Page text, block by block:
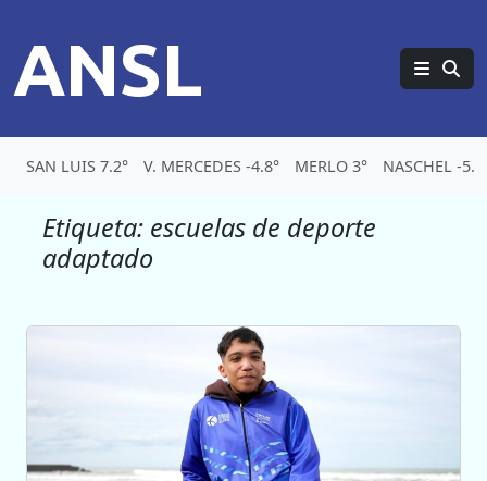
ANSL
SAN LUIS 7.2° V. MERCEDES -4.8° MERLO 3° NASCHEL -
Etiqueta: escuelas de deporte
adaptado